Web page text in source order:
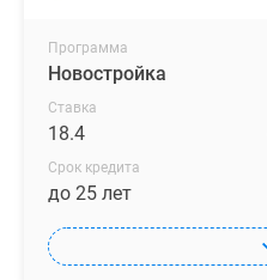
Программа
Новостройка
Ставка
18.4
Срок кредита
до 25 лет